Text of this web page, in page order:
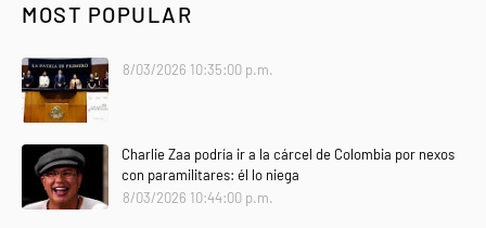
MOST POPULAR
8/03/2026 10:35:00 p.m.
Charlie Zaa podría ir a la cárcel de Colombia por nexos
con paramilitares: él lo niega
8/03/2026 10:44:00 p.m.